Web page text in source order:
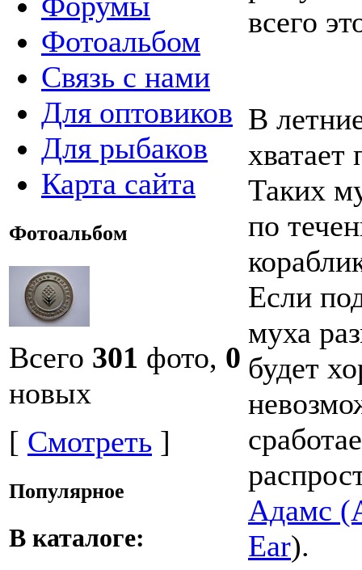
Фотоальбом
Связь с нами
Для оптовиков
Для рыбаков
Карта сайта
Фотоальбом
Всего 301 фото, 0
новых
[ Смотреть ]
Популярное
В каталоге:
всего
В
Таких
по
Если
муха
будет
Адамс
Ear).